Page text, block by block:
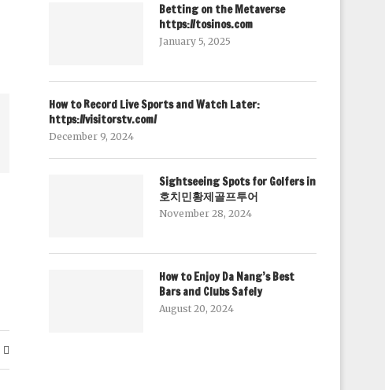
Betting on the Metaverse
https://tosinos.com
January 5, 2025
How to Record Live Sports and Watch Later:
https://visitorstv.com/
December 9, 2024
Sightseeing Spots for Golfers in
호치민황제골프투어
November 28, 2024
How to Enjoy Da Nang’s Best
Bars and Clubs Safely
August 20, 2024